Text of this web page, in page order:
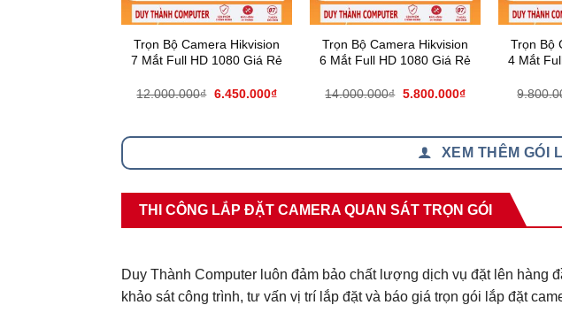
Trọn Bộ Camera Hikvision
7 Mắt Full HD 1080 Giá Rẻ
12.000.000₫ 6.450.000₫
Trọn Bộ Camera Hikvision
6 Mắt Full HD 1080 Giá Rẻ
14.000.000₫ 5.800.000₫
Trọn Bộ
4 Mắt
XEM THÊM GÓI
THI CÔNG LẮP ĐẶT CAMERA QUAN SÁT TRỌN GÓI
Duy Thành Computer luôn đảm bảo chất lượng dịch vụ đặt lên hàng
khảo sát công trình, tư vấn vị trí lắp đặt và báo giá trọn gói lắp đặt